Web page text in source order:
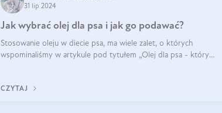
31 lip 2024
Jak wybrać olej dla psa i jak go podawać?
Stosowanie oleju w diecie psa, ma wiele zalet, o których
wspominaliśmy w artykule pod tytułem „Olej dla psa - który
CZYTAJ